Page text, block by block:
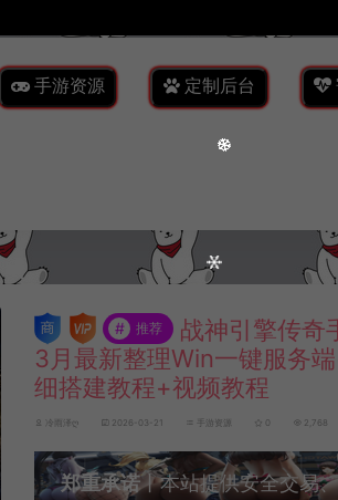
手游资源 定制后台
# 推荐
战神引擎传奇
3月最新整理Win一键服务
细搭建教程+视频教程
冷雨泽ღ 2026-03-21 手游资源 0 2,768
郑重承诺丨本站提供安全交易